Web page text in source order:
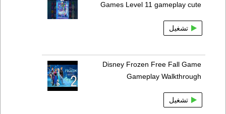
Games Level 11 gameplay cute
تشغيل
Disney Frozen Free Fall Game
Gameplay Walkthrough
تشغيل